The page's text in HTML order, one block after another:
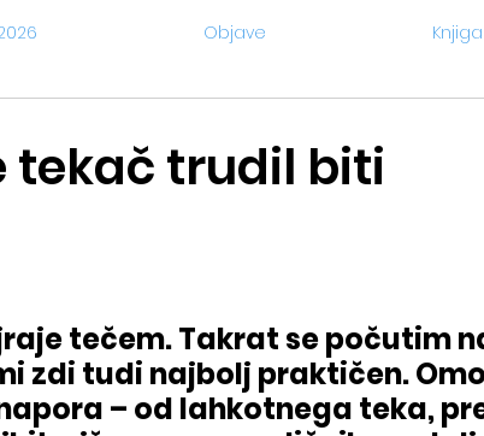
Objave Knjiga
tekač trudil biti
tečem. Takrat se počutim
zdi tudi najbolj praktičen.
– od lahkotnega teka,